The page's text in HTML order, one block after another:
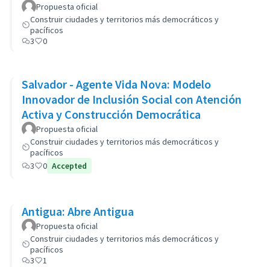
Propuesta oficial
Construir ciudades y territorios más democráticos y
pacíficos
3
0
Salvador - Agente Vida Nova: Modelo
Innovador de Inclusión Social con Atención
Activa y Construcción Democrática
Propuesta oficial
Construir ciudades y territorios más democráticos y
pacíficos
3
0 Accepted
Antigua: Abre Antigua
Propuesta oficial
Construir ciudades y territorios más democráticos y
pacíficos
3
1